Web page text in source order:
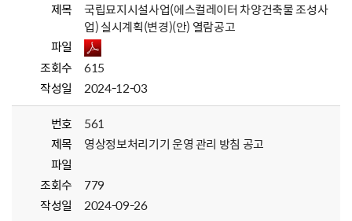
제목
국립묘지시설사업(에스컬레이터 차양건축물 조성사
업) 실시계획(변경)(안) 열람공고
파일
조회수
615
작성일
2024-12-03
번호
561
제목
영상정보처리기기 운영 관리 방침 공고
파일
조회수
779
작성일
2024-09-26